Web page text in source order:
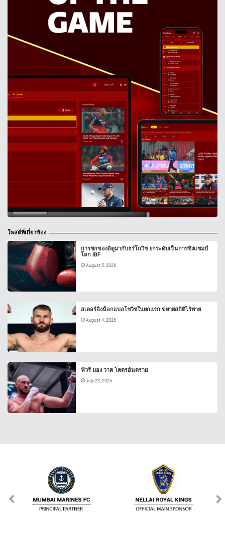
โพสต์ที่เกี่ยวข้อง
การชกของอิตูมากับฮร์โกวิช ยกระดับเป็นการชิงแชมป์
โลก IBF
August 5, 2026
สเตอร์ลิงน็อกแบลโชวิชในยกแรก ขยายสถิติไร้พ่าย
August 4, 2026
ฟิวรี มอง วาค โคตรอันตราย
July 23, 2026